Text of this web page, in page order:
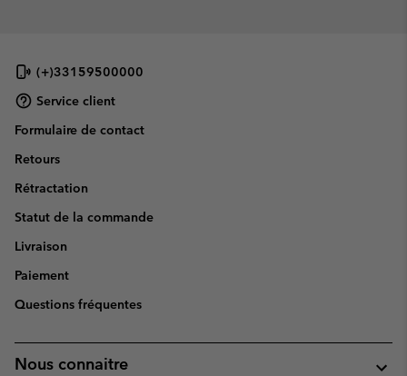
(+)33159500000
Service client
Formulaire de contact
Retours
Rétractation
Statut de la commande
Livraison
Paiement
Questions fréquentes
Nous connaitre